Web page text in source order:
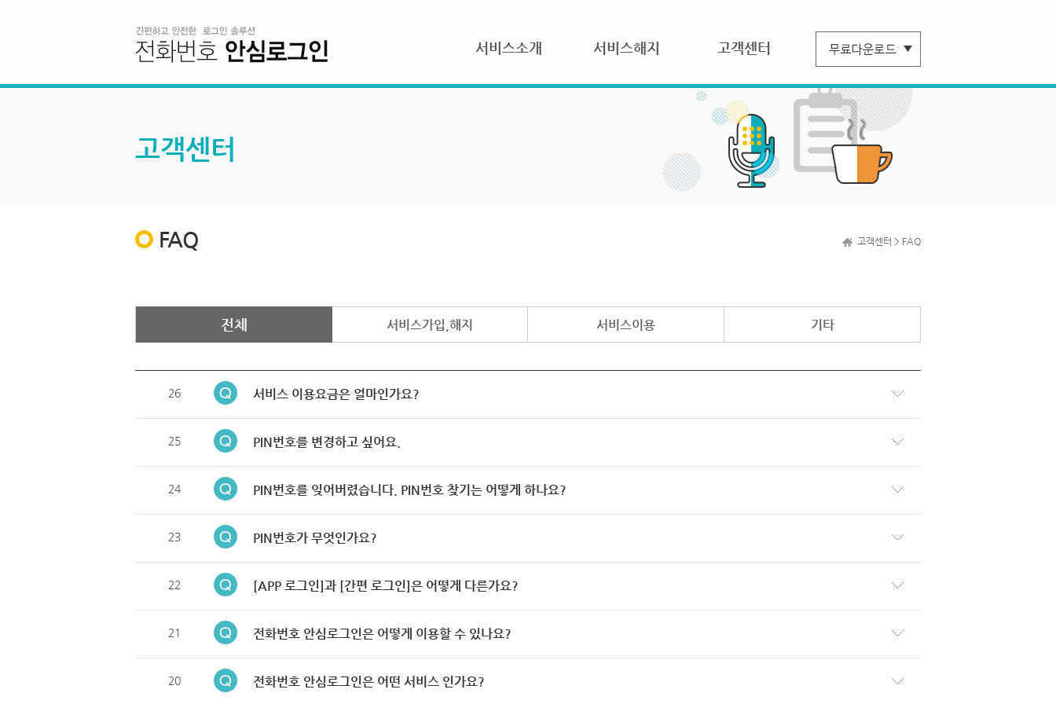
서비스소개 서비스해지 고객센터
고객센터
FAQ 고객센터 > FAQ
전체 서비스가입,해지 서비스이용 기타
26 서비스 이용요금은 얼마인가요?
25 PIN번호를 변경하고 싶어요.
24 PIN번호를 잊어버렸습니다. PIN번호 찾기는 어떻게 하나요?
23 PIN번호가 무엇인가요?
22 [APP 로그인]과 [간편 로그인]은 어떻게 다른가요?
21 전화번호 안심로그인은 어떻게 이용할 수 있나요?
20 전화번호 안심로그인은 어떤 서비스 인가요?